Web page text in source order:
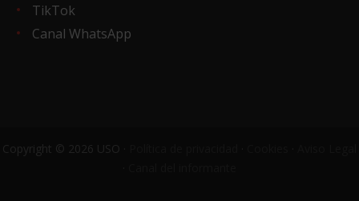
TikTok
Canal WhatsApp
Copyright © 2026 USO ·